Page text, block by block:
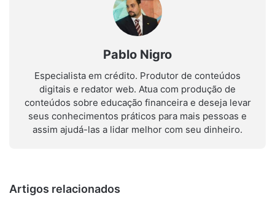
Pablo Nigro
Especialista em crédito. Produtor de conteúdos
digitais e redator web. Atua com produção de
conteúdos sobre educação financeira e deseja levar
seus conhecimentos práticos para mais pessoas e
assim ajudá-las a lidar melhor com seu dinheiro.
Artigos relacionados